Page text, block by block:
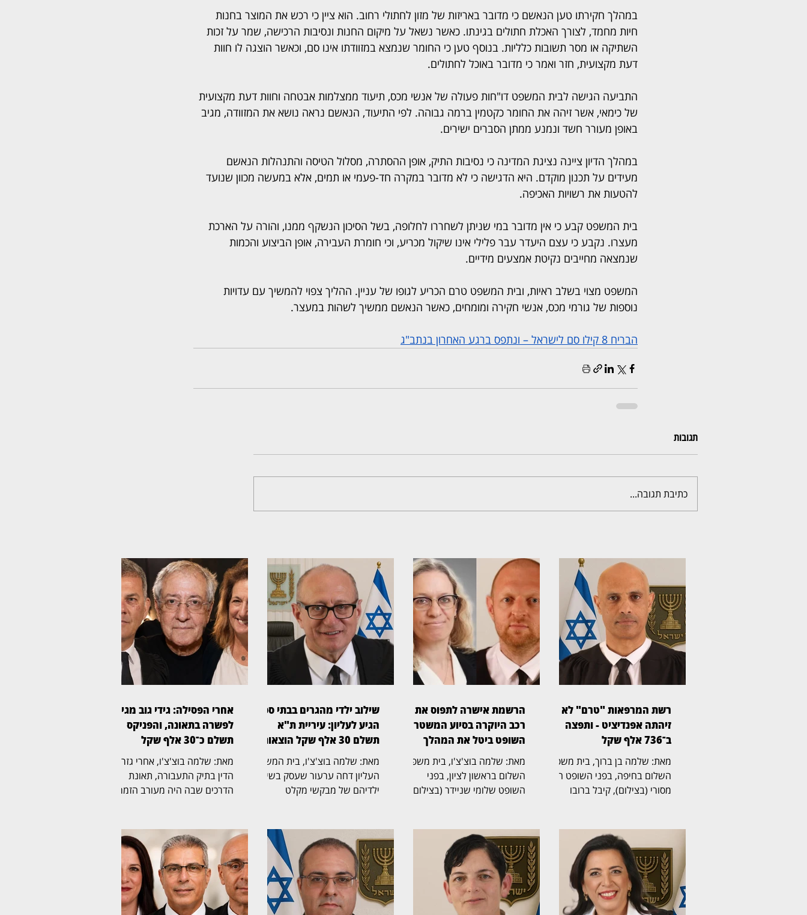
במהלך חקירתו טען הנאשם כי מדובר באריזות של מזון לחתולי רחוב. הוא ציין כי רכש את המוצר בחנות
חיות מחמד, לצורך האכלת חתולים בגינתו. כאשר נשאל על מיקום החנות ונסיבות הרכישה, שמר על זכות
השתיקה או מסר תשובות כלליות. בנוסף טען כי החומר שנמצא במזוודתו אינו סם, וכאשר הוצגה לו חוות
דעת מקצועית, חזר ואמר כי מדובר באוכל לחתולים.
התביעה הגישה לבית המשפט דו"חות פעולה של אנשי מכס, תיעוד ממצלמות אבטחה וחוות דעת מקצועית
של כימאי, אשר זיהה את החומר כקטמין ברמה גבוהה. לפי התיעוד, הנאשם נראה נושא את המזוודה, מגיב
באופן מעורר חשד ונמנע ממתן הסברים ישירים.
במהלך הדיון ציינה נציגת המדינה כי נסיבות התיק, אופן ההסתרה, מסלול הטיסה והתנהלות הנאשם
מעידים על תכנון מוקדם. היא הדגישה כי לא מדובר במקרה חד-פעמי או תמים, אלא במעשה מכוון שנועד
להטעות את רשויות האכיפה.
בית המשפט קבע כי אין מדובר במי שניתן לשחררו לחלופה, בשל הסיכון הנשקף ממנו, והורה על הארכת
מעצרו. נקבע כי עצם היעדר עבר פלילי אינו שיקול מכריע, וכי חומרת העבירה, אופן הביצוע והכמות
שנמצאה מחייבים נקיטת אמצעים מידיים.
המשפט מצוי בשלב ראיות, ובית המשפט טרם הכריע לגופו של עניין. ההליך צפוי להמשיך עם עדויות
נוספות של גורמי מכס, אנשי חקירה ומומחים, כאשר הנאשם ממשיך לשהות במעצר.
הבריח 8 קילו סם לישראל – ונתפס ברגע האחרון בנתב"ג
תגובות
כתיבת תגובה...
רשת המרפאות "טרם" לא
זיהתה אפנדיציט - ותפצה
ב־736 אלף שקל
מאת: שלמה בן ברוך, בית משפט
השלום בחיפה, בפני השופט הדר
מסורי (בצילום), קיבל ברובו
הרפואה הדחופה "טרם". בפסק
דין מנומק קבע השופט כי
המרפאה התרשלה באבחון דלקת
התוספתן של המטופלת, וחייב את
הרשת לשלם לה כ־736 אלף
שקל, הכוללים פיצוי, הוצאות
הרשמת אישרה לתפוס את
רכב היוקרה בסיוע המשטרה,
השופט ביטל את המהלך
מאת: שלמה בוצ'צ'ו, בית משפט
השלום בראשון לציון, בפני
השופט שלומי שניידר (בצילום),
BMW, ששוויו מאות אלפי שקלים.
בפסק דין ברור ומכריע קבע
השופט כי הרכב שייך לחדד, הורה
לרשום אותו מחדש על שמו
במשרד הרישוי וביטל את
השעבוד שנרשם לטובת מימון
שילוב ילדי מהגרים בבתי ספר
הגיע לעליון: עיריית ת"א
תשלם 30 אלף שקל הוצאות
מאת: שלמה בוצ'צ'ו, בית המשפט
העליון דחה ערעור שעסק בשילוב
ילדיהם של מבקשי מקלט
קבע, במערכת החינוך היסודית
בתל אביב. את פסק הדין כתב
השופט אלכס שטיין (בצילום),
ואליו הצטרפו הנשיא יצחק עמית
והשופטת גילה כנפי־שטייניץ.
ההרכב קבע כי בנסיבות שנוצרו
אחרי הפסילה: גידי גוב מגיע
לפשרה בתאונה, והפניקס
תשלם כ־30 אלף שקל
מאת: שלמה בוצ'צ'ו, אחרי גזר
הדין בתיק התעבורה, תאונת
הדרכים שבה היה מעורב הזמר
לתביעות קטנות בתל אביב, בפני
הרשם הבכיר מיכאל שמפל
(בצילום), נתן תוקף של פסק דין
להסדר פשרה, שלפיו חברת
הביטוח הפניקס תשלם את מלוא
סכום התביעה, ולא סכום מופחת,